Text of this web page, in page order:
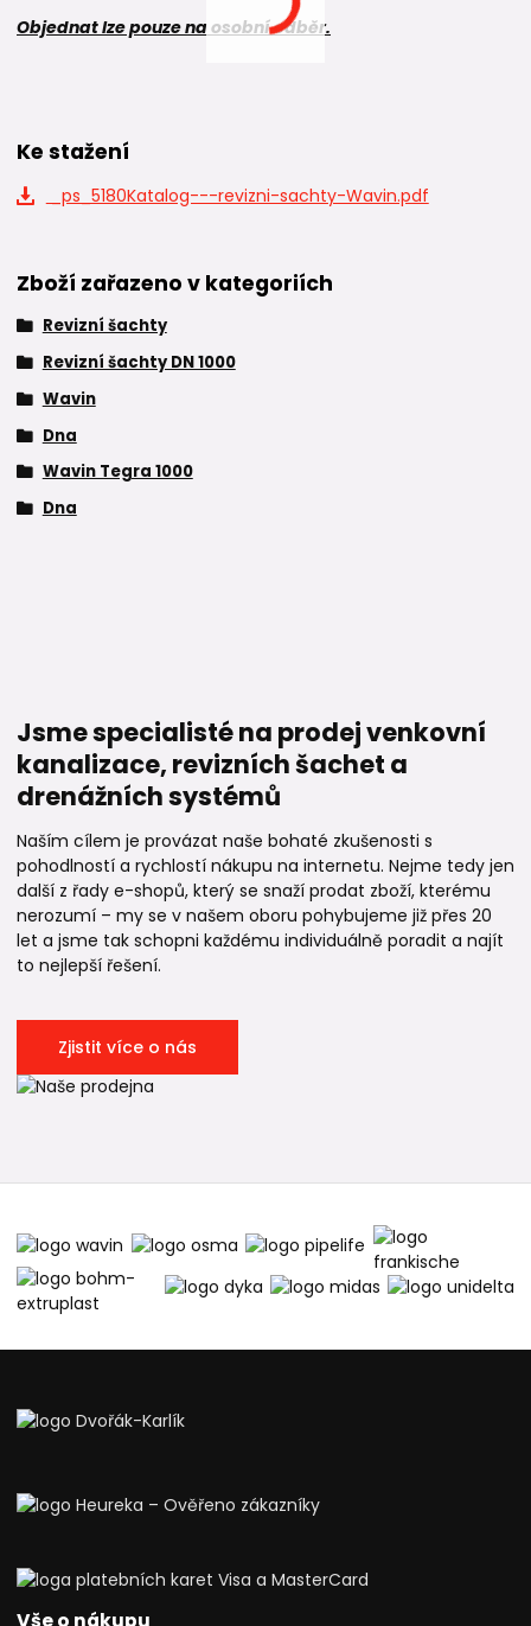
Objednat lze pouze na osobní odběr.
Ke stažení
_ps_5180Katalog---revizni-sachty-Wavin.pdf
Zboží zařazeno v kategoriích
Revizní šachty
Revizní šachty DN 1000
Wavin
Dna
Wavin Tegra 1000
Dna
Jsme specialisté na prodej venkovní
kanalizace, revizních šachet a
drenážních systémů
Naším cílem je provázat naše bohaté zkušenosti s
pohodlností a rychlostí nákupu na internetu. Nejme tedy jen
další z řady e-shopů, který se snaží prodat zboží, kterému
nerozumí – my se v našem oboru pohybujeme již přes 20
let a jsme tak schopni každému individuálně poradit a najít
to nejlepší řešení.
Zjistit více o nás